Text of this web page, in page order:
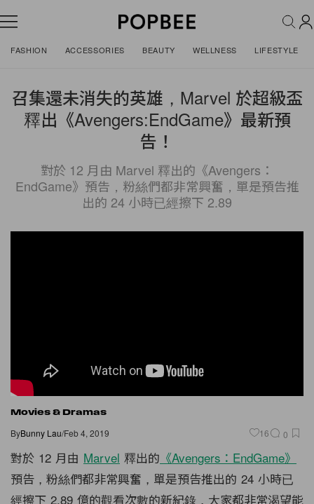
FASHION ACCESSORIES BEAUTY WELLNESS LIFESTYLE
召集還未消失的英雄，Marvel 於超級盃
釋出《Avengers:EndGame》最新預
告！
對於 12 月由 Marvel 釋出的《Avengers：
EndGame》預告，粉絲們都非常興奮，單是預告推
出的 24 小時已經擦下 2.89
Movies & Dramas
ByBunny Lau/Feb 4, 2019 16 0
對於 12 月由 Marvel 釋出的 《Avengers：EndGame》
預告，粉絲們都非常興奮，單是預告推出的 24 小時已
經擦下 2.89 億的觀看次數的新紀錄，大家都非常渴望能